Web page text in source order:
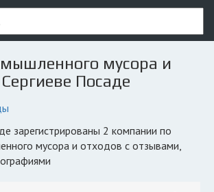
Меню
мусора и
Посаде
мусора и отходов с отзывами,